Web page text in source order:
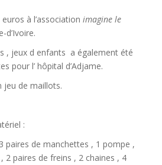
à l’association imagine le
d’Ivoire.
, jeux d enfants a également été
pour l’ hôpital d’Adjame.
jeu de maillots.
:
paires de manchettes , 1 pompe ,
2 paires de freins , 2 chaines , 4